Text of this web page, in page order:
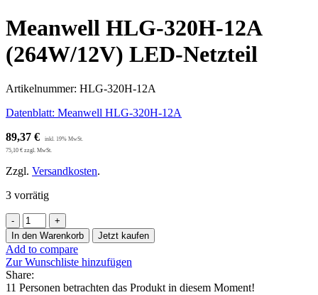
Meanwell HLG-320H-12A
(264W/12V) LED-Netzteil
Artikelnummer: HLG-320H-12A
Datenblatt: Meanwell HLG-320H-12A
89,37 €
75,10 € zzgl. MwSt.
Zzgl. Versandkosten.
3 vorrätig
Meanwell
HLG-
320H-
12A
(264W/12V)
LED-
In den Warenkorb Jetzt kaufen
Add to compare
Zur Wunschliste hinzufügen
Share:
11 Personen betrachten das Produkt in diesem Moment!